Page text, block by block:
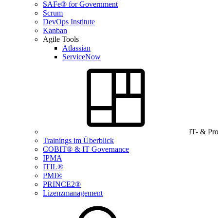
SAFe® for Government
Scrum
DevOps Institute
Kanban
Agile Tools
Atlassian
ServiceNow
IT- &
Trainings im Überblick
COBIT® & IT Governance
IPMA
ITIL®
PMI®
PRINCE2®
Lizenzmanagement